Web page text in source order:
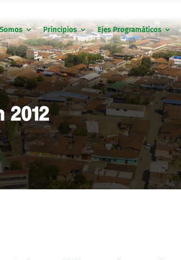
Principios Ejes Programáticos
2012